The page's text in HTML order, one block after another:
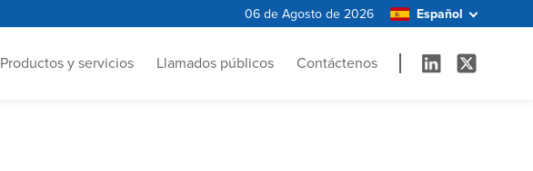
06 de Agosto de 2026
Productos y servicios Llamados públicos Contáctenos